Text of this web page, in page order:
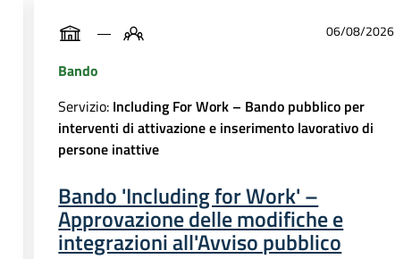
06/08/2026
Bando
Servizio: Including For Work – Bando pubblico per
interventi di attivazione e inserimento lavorativo di
persone inattive
Bando 'Including for Work' –
Approvazione delle modifiche e
integrazioni all'Avviso pubblico